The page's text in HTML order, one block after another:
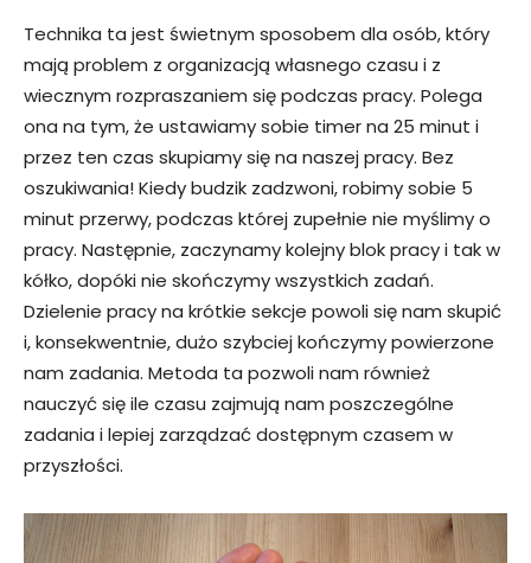
Technika ta jest świetnym sposobem dla osób, który
mają problem z organizacją własnego czasu i z
wiecznym rozpraszaniem się podczas pracy. Polega
ona na tym, że ustawiamy sobie timer na 25 minut i
przez ten czas skupiamy się na naszej pracy. Bez
oszukiwania! Kiedy budzik zadzwoni, robimy sobie 5
minut przerwy, podczas której zupełnie nie myślimy o
pracy. Następnie, zaczynamy kolejny blok pracy i tak w
kółko, dopóki nie skończymy wszystkich zadań.
Dzielenie pracy na krótkie sekcje powoli się nam skupić
i, konsekwentnie, dużo szybciej kończymy powierzone
nam zadania. Metoda ta pozwoli nam również
nauczyć się ile czasu zajmują nam poszczególne
zadania i lepiej zarządzać dostępnym czasem w
przyszłości.